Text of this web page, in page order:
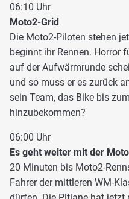
06:10 Uhr
Moto2-Grid
Die Moto2-Piloten stehen
beginnt ihr Rennen. Horror
auf der Aufwärmrunde
und so muss er es zurück
sein Team, das Bike bis
hinzubekommen?
06:00 Uhr
Es geht weiter mit der
20 Minuten bis Moto2-
Fahrer der mittleren WM-